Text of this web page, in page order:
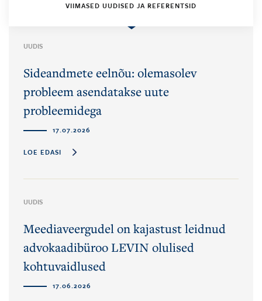
VIIMASED UUDISED JA REFERENTSID
UUDIS
Sideandmete eelnõu: olemasolev
probleem asendatakse uute
probleemidega
17.07.2026
LOE EDASI
UUDIS
Meediaveergudel on kajastust leidnud
advokaadibüroo LEVIN olulised
kohtuvaidlused
17.06.2026